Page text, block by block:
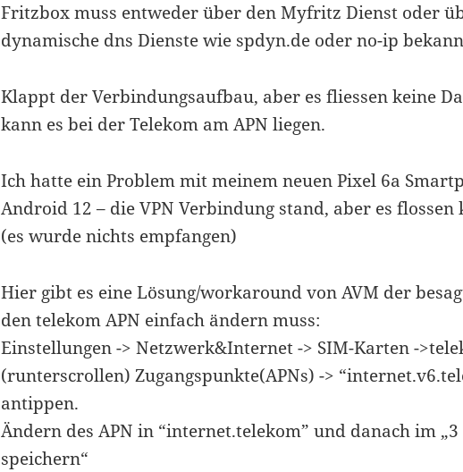
Fritzbox muss entweder über den Myfritz Dienst oder
dynamische dns Dienste wie spdyn.de oder no-ip
Klappt der Verbindungsaufbau, aber es fliessen keine
kann es bei der Telekom am APN liegen.
Ich hatte ein Problem mit meinem neuen Pixel 6a
Android 12 – die VPN Verbindung stand, aber es flossen
(es wurde nichts empfangen)
Hier gibt es eine Lösung/workaround von AVM der
den telekom APN einfach ändern muss:
Einstellungen -> Netzwerk&Internet -> SIM-Karten -
(runterscrollen) Zugangspunkte(APNs) ->
antippen.
Ändern des APN in “internet.telekom” und danach im
speichern“